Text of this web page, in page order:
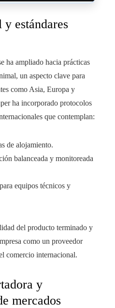
estándares
ha ampliado hacia prácticas
un aspecto clave para
como Asia, Europa y
ha incorporado protocolos
que contemplan:
de alojamiento.
balanceada y monitoreada
equipos técnicos y
del producto terminado y
como un proveedor
comercio internacional.
y
mercados